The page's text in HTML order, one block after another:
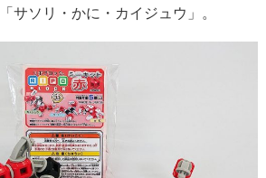
サソリ・かに・カイジュウ」。